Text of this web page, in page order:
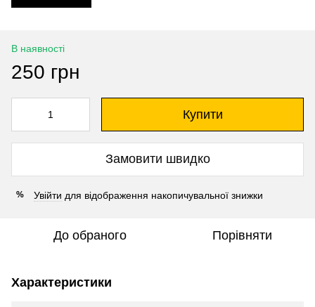
В наявності
250 грн
Купити
Замовити швидко
% Увійти для відображення накопичувальної знижки
До обраного Порівняти
Характеристики